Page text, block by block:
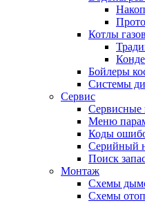
Котлы
Бойлеры
Системы
Сервис
Сервисные
Меню
Коды
Серийный
Поиск
Монтаж
Схемы
Схемы